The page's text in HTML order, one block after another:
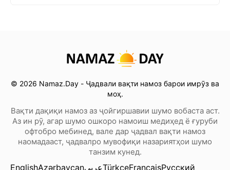
© 2026 Namaz.Day - Ҷадвали вақти намоз барои имрӯз ва
моҳ.
Вақти дақиқи намоз аз ҷойгиршавии шумо вобаста аст.
Аз ин рӯ, агар шумо ошкоро намоиш медиҳед ё ғуруби
офтобро мебинед, вале дар ҷадвал вақти намоз
наомадааст, ҷадвалро мувофиқи назариятҳои шумо
танзим кунед.
EnglishAzərbaycanعربيTürkçeFrançaisРусский